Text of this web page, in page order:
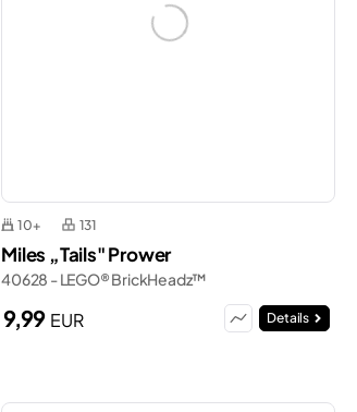
10+ 131
Miles „Tails" Prower
40628 - LEGO® BrickHeadz™
9,99 EUR Details